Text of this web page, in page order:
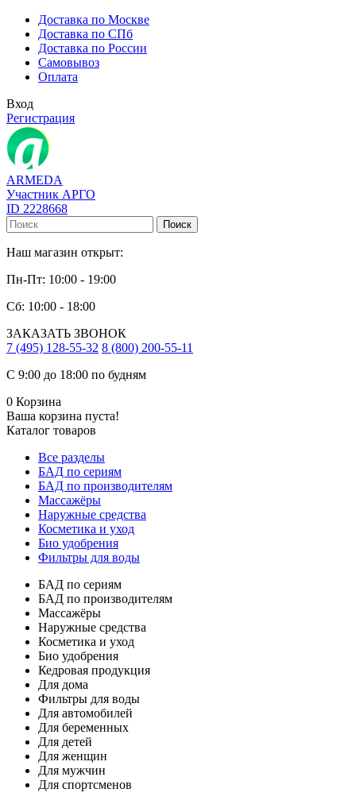
Доставка по Москве
Доставка по СПб
Доставка по России
Самовывоз
Оплата
Вход
Регистрация
ARMEDA
Участник АРГО
ID 2228668
Поиск
Наш магазин открыт:
Пн-Пт: 10:00 - 19:00
Сб: 10:00 - 18:00
ЗАКАЗАТЬ ЗВОНОК
7 (495) 128-55-32 8 (800) 200-55-11
С 9:00 до 18:00 по будням
0 Корзина
Ваша корзина пуста!
Каталог товаров
Все разделы
БАД по сериям
БАД по производителям
Массажёры
Наружные средства
Косметика и уход
Био удобрения
Фильтры для воды
БАД по сериям
БАД по производителям
Массажёры
Наружные средства
Косметика и уход
Био удобрения
Кедровая продукция
Для дома
Фильтры для воды
Для автомобилей
Для беременных
Для детей
Для женщин
Для мужчин
Для спортсменов